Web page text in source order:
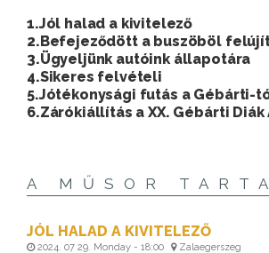
1.Jól halad a kivitelező
2.Befejeződött a buszöböl
3.Ügyeljünk autóink állapotára
4.Sikeres felvételi
5.Jótékonysági futás a Gébárti-
6.Zárókiállítás a XX. Gébárti
A MŰSOR
JÓL HALAD A KIVITELEZŐ
2024. 07 29. Monday - 18:00 Zalaegerszeg